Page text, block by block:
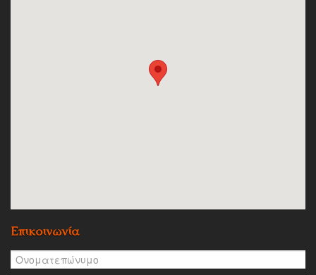
Επικοινωνία